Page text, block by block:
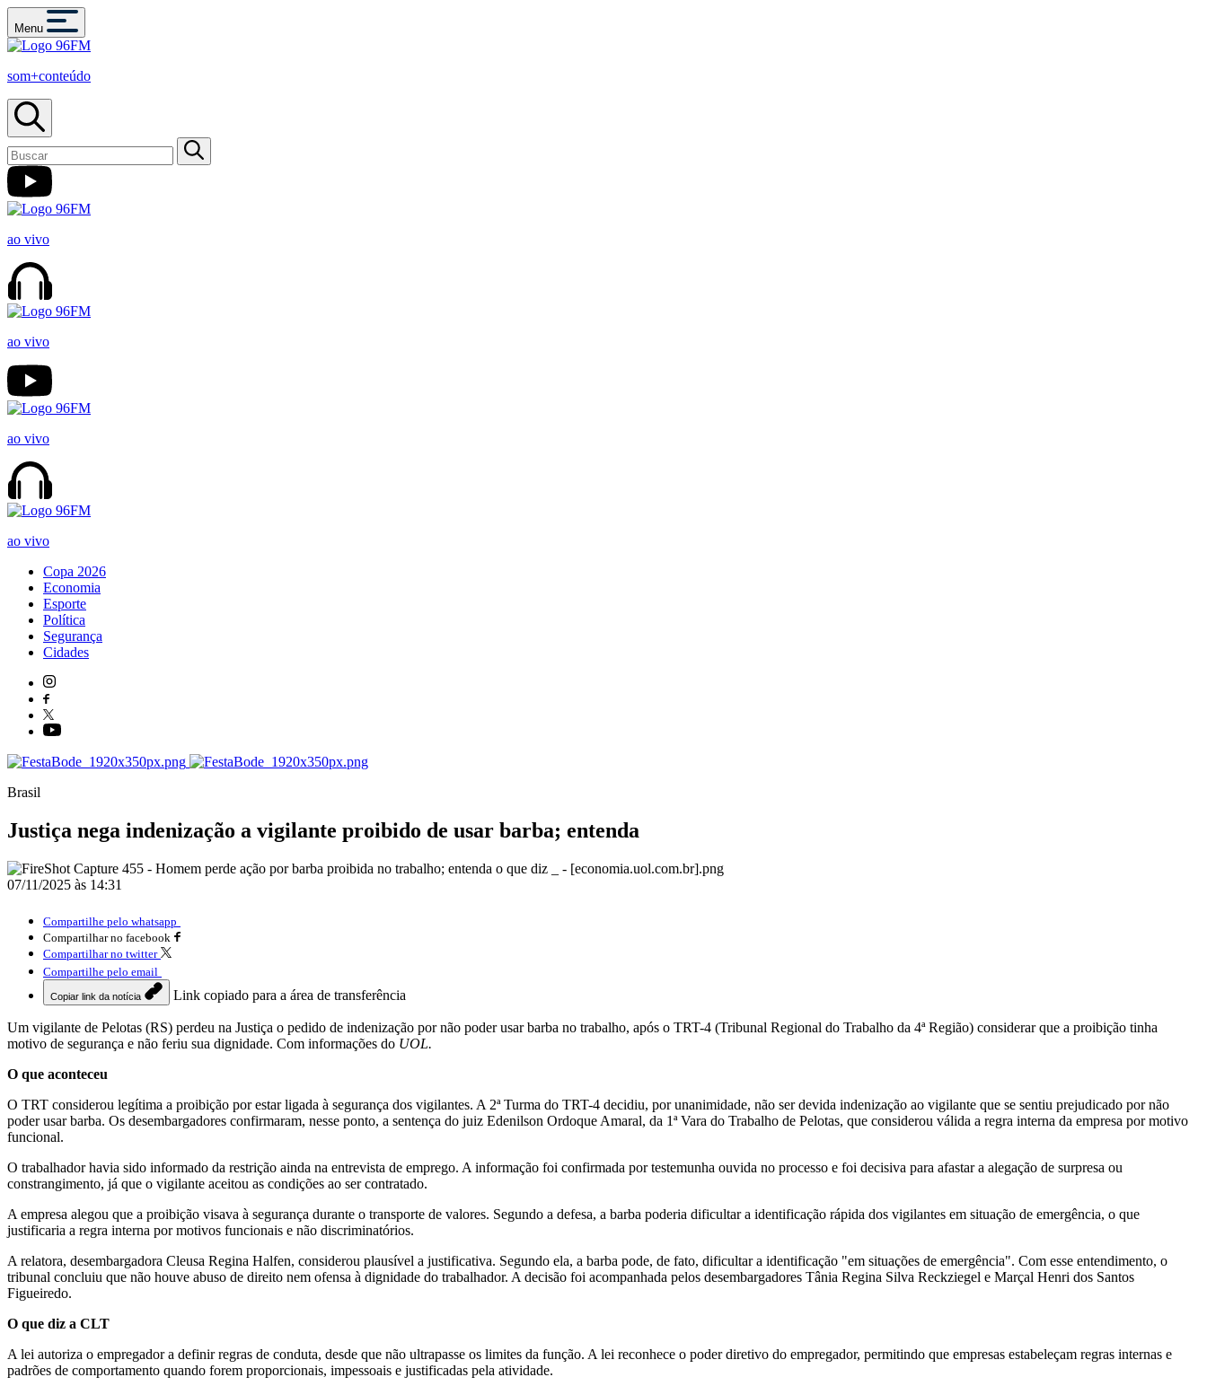
Menu
som+conteúdo
ao vivo
ao vivo
ao vivo
ao vivo
Copa 2026
Economia
Esporte
Política
Segurança
Cidades
Brasil
Justiça nega indenização a vigilante proibido de usar barba; entenda
07/11/2025 às 14:31
Compartilhe pelo whatsapp
Compartilhar no facebook
Compartilhar no twitter
Compartilhe pelo email
Copiar link da notícia Link copiado para a área de transferência
Um vigilante de Pelotas (RS) perdeu na Justiça o pedido de indenização por não poder usar barba no trabalho, após o TRT-4 (Tribunal Regional do Trabalho da 4ª Região) considerar que a proibição tinha
motivo de segurança e não feriu sua dignidade. Com informações do UOL.
O que aconteceu
O TRT considerou legítima a proibição por estar ligada à segurança dos vigilantes. A 2ª Turma do TRT-4 decidiu, por unanimidade, não ser devida indenização ao vigilante que se sentiu prejudicado por não
poder usar barba. Os desembargadores confirmaram, nesse ponto, a sentença do juiz Edenilson Ordoque Amaral, da 1ª Vara do Trabalho de Pelotas, que considerou válida a regra interna da empresa por motivo
funcional.
O trabalhador havia sido informado da restrição ainda na entrevista de emprego. A informação foi confirmada por testemunha ouvida no processo e foi decisiva para afastar a alegação de surpresa ou
constrangimento, já que o vigilante aceitou as condições ao ser contratado.
A empresa alegou que a proibição visava à segurança durante o transporte de valores. Segundo a defesa, a barba poderia dificultar a identificação rápida dos vigilantes em situação de emergência, o que
justificaria a regra interna por motivos funcionais e não discriminatórios.
A relatora, desembargadora Cleusa Regina Halfen, considerou plausível a justificativa. Segundo ela, a barba pode, de fato, dificultar a identificação "em situações de emergência". Com esse entendimento, o
tribunal concluiu que não houve abuso de direito nem ofensa à dignidade do trabalhador. A decisão foi acompanhada pelos desembargadores Tânia Regina Silva Reckziegel e Marçal Henri dos Santos
Figueiredo.
O que diz a CLT
A lei autoriza o empregador a definir regras de conduta, desde que não ultrapasse os limites da função. A lei reconhece o poder diretivo do empregador, permitindo que empresas estabeleçam regras internas e
padrões de comportamento quando forem proporcionais, impessoais e justificadas pela atividade.